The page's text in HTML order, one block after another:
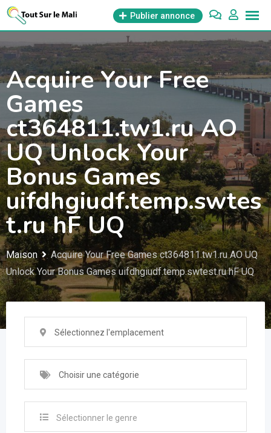
Aller
Publier annonce
Acquire Your Free
Games
ct364811.tw1.ru AO
UQ Unlock Your
Bonus Games
uifdhgiudf.temp.swtes
t.ru hF UQ
Maison
Acquire Your Free Games ct364811.tw1.ru AO UQ
Unlock Your Bonus Games uifdhgiudf.temp.swtest.ru hF UQ
Sélectionnez l'emplacement
Choisir une catégorie
Sélectionner le genre